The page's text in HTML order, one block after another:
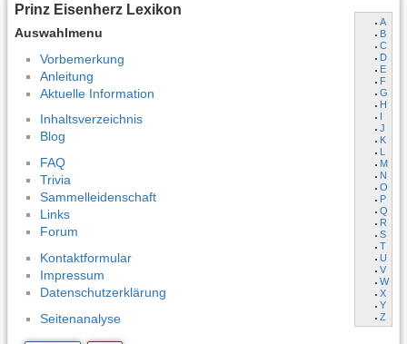
Prinz Eisenherz Lexikon
Auswahlmenu
A
B
C
D
E
F
G
H
I
J
K
L
M
N
O
P
Q
R
S
T
U
V
W
X
Y
Z
Vorbemerkung
Anleitung
Aktuelle Information
Inhaltsverzeichnis
Blog
FAQ
Trivia
Sammelleidenschaft
Links
Forum
Kontaktformular
Impressum
Datenschutzerklärung
Seitenanalyse